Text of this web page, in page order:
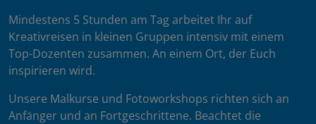
Mindestens 5 Stunden am Tag arbeitet Ihr auf
Kreativreisen in kleinen Gruppen intensiv mit einem
Top-Dozenten zusammen. An einem Ort, der Euch
inspirieren wird.
Unsere Malkurse und Fotoworkshops richten sich an
Anfänger und an Fortgeschrittene. Beachtet die